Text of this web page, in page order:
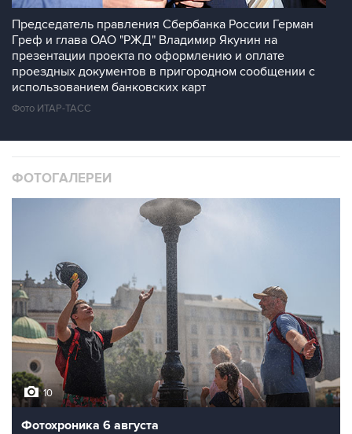
Председатель правления Сбербанка России Герман
Греф и глава ОАО "РЖД" Владимир Якунин на
презентации проекта по оформлению и оплате
проездных документов в пригородном сообщении с
использованием банковских карт
Фото ИТАР-ТАСС
ФОТОГАЛЕРЕИ
10
Фотохроника 6 августа